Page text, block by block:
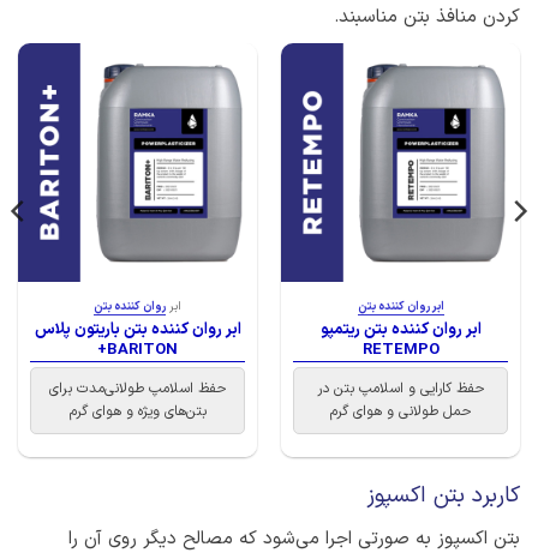
کردن منافذ بتن مناسبند.
ابر روان کننده بتن
ابر روان کننده بتن ریتمپو
RETEMPO
حفظ کارایی و اسلامپ بتن در
حمل طولانی و هوای گرم
ابر روان کننده بتن
ابر روان کننده بتن باریتون پلاس
BARITON+
حفظ اسلامپ طولانی‌مدت برای
بتن‌های ویژه و هوای گرم
کاربرد بتن اکسپوز
بتن اکسپوز به صورتی اجرا می‌شود که مصالح دیگر روی آن را